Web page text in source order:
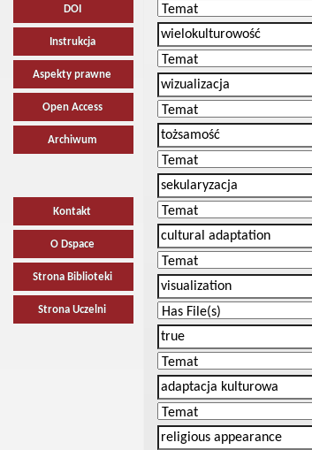
DOI
Instrukcja
Aspekty prawne
Open Access
Archiwum
Kontakt
O Dspace
Strona Biblioteki
Strona Uczelni